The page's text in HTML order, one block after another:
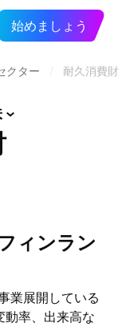
始めましょう
クター 耐久消費財
業展開している
動率、出来高な